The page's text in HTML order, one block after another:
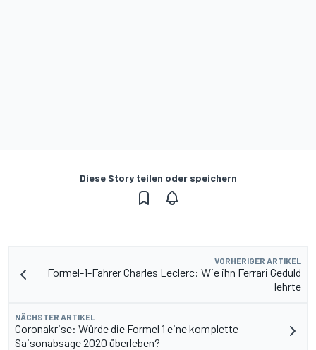
Diese Story teilen oder speichern
VORHERIGER ARTIKEL
Formel-1-Fahrer Charles Leclerc: Wie ihn Ferrari Geduld
lehrte
NÄCHSTER ARTIKEL
Coronakrise: Würde die Formel 1 eine komplette
Saisonabsage 2020 überleben?